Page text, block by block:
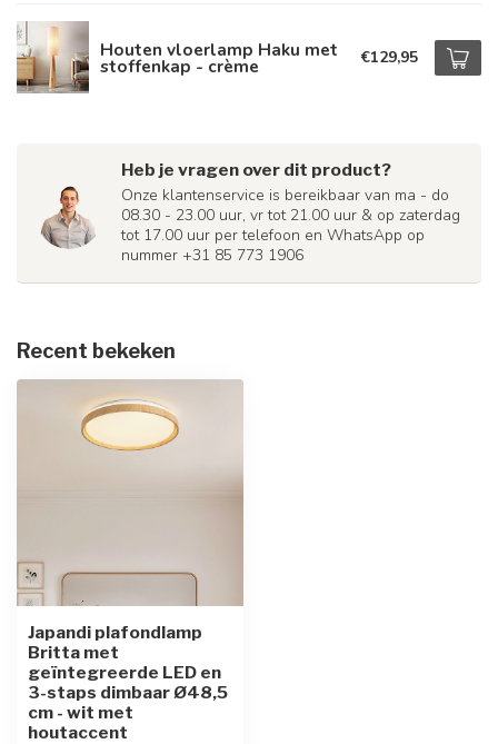
Houten vloerlamp Haku met
stoffenkap - crème €129,95
Heb je vragen over dit product?
Onze klantenservice is bereikbaar van ma - do
08.30 - 23.00 uur, vr tot 21.00 uur & op zaterdag
tot 17.00 uur per telefoon en WhatsApp op
nummer +31 85 773 1906
Recent bekeken
Japandi plafondlamp
Britta met
geïntegreerde LED en
3-staps dimbaar Ø48,5
cm - wit met
houtaccent